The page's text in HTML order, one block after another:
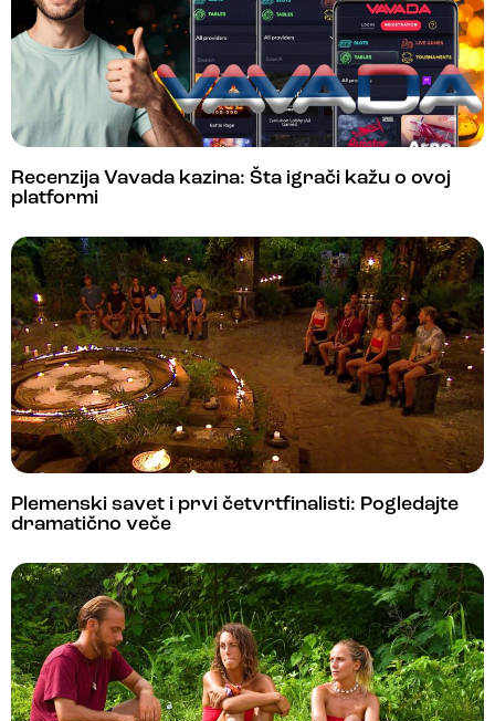
Recenzija Vavada kazina: Šta igrači kažu o ovoj
platformi
Plemenski savet i prvi četvrtfinalisti: Pogledajte
dramatično veče